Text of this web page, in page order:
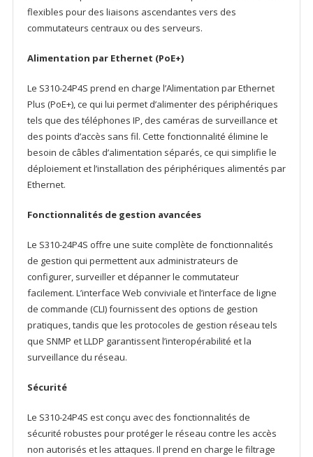
flexibles pour des liaisons ascendantes vers des
commutateurs centraux ou des serveurs.
Alimentation par Ethernet (PoE+)
Le S310-24P4S prend en charge l’Alimentation par Ethernet
Plus (PoE+), ce qui lui permet d’alimenter des périphériques
tels que des téléphones IP, des caméras de surveillance et
des points d’accès sans fil. Cette fonctionnalité élimine le
besoin de câbles d’alimentation séparés, ce qui simplifie le
déploiement et l’installation des périphériques alimentés par
Ethernet.
Fonctionnalités de gestion avancées
Le S310-24P4S offre une suite complète de fonctionnalités
de gestion qui permettent aux administrateurs de
configurer, surveiller et dépanner le commutateur
facilement. L’interface Web conviviale et l’interface de ligne
de commande (CLI) fournissent des options de gestion
pratiques, tandis que les protocoles de gestion réseau tels
que SNMP et LLDP garantissent l’interopérabilité et la
surveillance du réseau.
Sécurité
Le S310-24P4S est conçu avec des fonctionnalités de
sécurité robustes pour protéger le réseau contre les accès
non autorisés et les attaques. Il prend en charge le filtrage